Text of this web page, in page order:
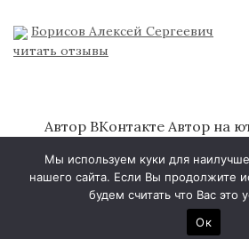
Борисов Алексей Сергеевич
читать отзывы
Автор ВКонтакте Автор на
литературы
Об авторе
Политика
конфиденциальности
© 2026
Мы используем куки для
нашего сайта. Если Вы продолжите
будем считать что Вас это
Ок